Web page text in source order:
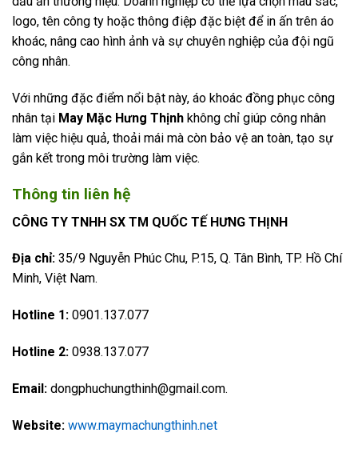
logo, tên công ty hoặc thông điệp đặc biệt để in ấn trên áo
khoác, nâng cao hình ảnh và sự chuyên nghiệp của đội ngũ
công nhân.
Với những đặc điểm nổi bật này, áo khoác đồng phục công
nhân tại May Mặc Hưng Thịnh không chỉ giúp công nhân
làm việc hiệu quả, thoải mái mà còn bảo vệ an toàn, tạo sự
gắn kết trong môi trường làm việc.
Thông tin liên hệ
CÔNG TY TNHH SX TM QUỐC TẾ HƯNG THỊNH
Địa chỉ: 35/9 Nguyễn Phúc Chu, P.15, Q. Tân Bình, TP. Hồ Chí
Minh, Việt Nam.
Hotline 1: 0901.137.077
Hotline 2: 0938.137.077
Email: dongphuchungthinh@gmail.com.
Website: www.maymachungthinh.net